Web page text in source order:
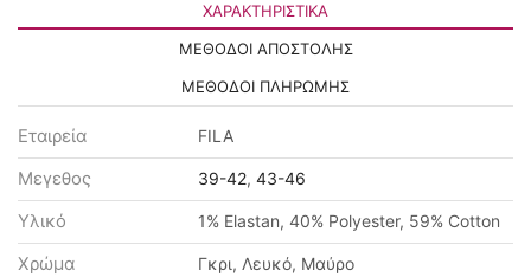
ΧΑΡΑΚΤΗΡΙΣΤΙΚΆ
ΜΕΘΟΔΟΙ ΑΠΟΣΤΟΛΗΣ
ΜΕΘΟΔΟΙ ΠΛΗΡΩΜΗΣ
Εταιρεία FILA
Μεγεθος 39-42, 43-46
Υλικό 1% Elastan, 40% Polyester, 59% Cotton
Χρώμα Γκρι, Λευκό, Μαύρο